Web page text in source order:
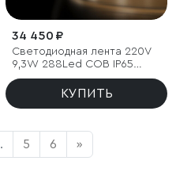
34 450 ₽
Светодиодная лента 220V
9,3W 288Led COB IP65
4200 дневной белый, 50 м
КУПИТЬ
5 6 »